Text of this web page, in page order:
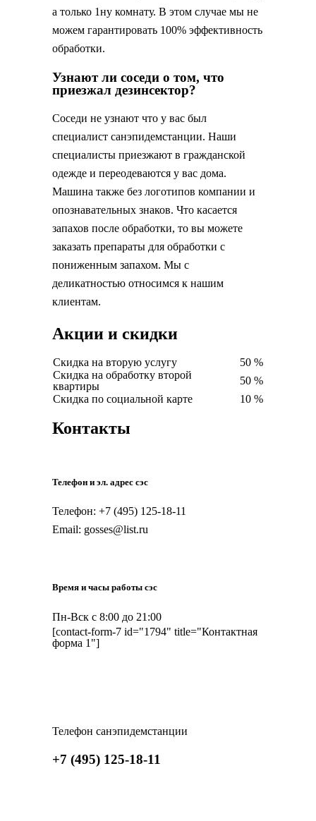
а только 1ну комнату. В этом случае мы не
можем гарантировать 100% эффективность
обработки.
Узнают ли соседи о том, что
приезжал дезинсектор?
Соседи не узнают что у вас был
специалист санэпидемстанции. Наши
специалисты приезжают в гражданской
одежде и переодеваются у вас дома.
Машина также без логотипов компании и
опознавательных знаков. Что касается
запахов после обработки, то вы можете
заказать препараты для обработки с
пониженным запахом. Мы с
деликатностью относимся к нашим
клиентам.
Акции и скидки
Скидка на вторую услугу
50 %
Скидка на обработку второй
квартиры
50 %
Скидка по социальной карте
10 %
Контакты
Телефон и эл. адрес сэс
Телефон: +7 (495) 125-18-11
Email: gosses@list.ru
Время и часы работы сэс
Пн-Вск с 8:00 до 21:00
[contact-form-7 id="1794" title="Контактная
форма 1"]
Телефон санэпидемстанции
+7 (495) 125-18-11